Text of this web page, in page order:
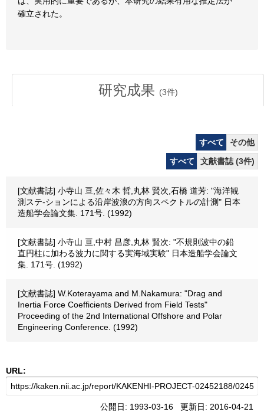
確立された。
研究成果 (3件)
すべて
その他
すべて
文献書誌 (3件)
[文献書誌] 小寺山 亘,佐々木 哲,丸林 賢次,石橋 道芳: "海洋観
測ステ-ションによる沿岸波浪の方向スペクトルの計測" 日本
造船学会論文集. 171号. (1992)
[文献書誌] 小寺山 亘,中村 昌彦,丸林 賢次: "不規則波中の鉛
直円柱に加わる波力に関する実海域実験" 日本造船学会論文
集. 171号. (1992)
[文献書誌] W.Koterayama and M.Nakamura: "Drag and
Inertia Force Coefficients Derived from Field Tests"
Proceeding of the 2nd International Offshore and Polar
Engineering Conference. (1992)
URL:
公開日: 1993-03-16 更新日: 2016-04-21